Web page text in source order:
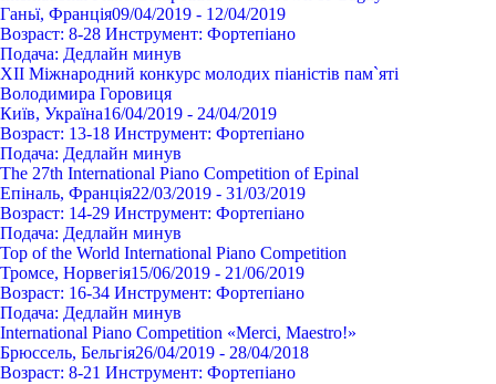
Ганьї, Франція09/04/2019 - 12/04/2019
Возраст: 8-28 Инструмент: Фортепіано
Подача: Дедлайн минув
XIІ Міжнародний конкурс молодих піаністів пам`яті
Володимира Горовиця
Київ, Україна16/04/2019 - 24/04/2019
Возраст: 13-18 Инструмент: Фортепіано
Подача: Дедлайн минув
The 27th International Piano Competition of Epinal
Епіналь, Франція22/03/2019 - 31/03/2019
Возраст: 14-29 Инструмент: Фортепіано
Подача: Дедлайн минув
Top of the World International Piano Competition
Тромсе, Норвегія15/06/2019 - 21/06/2019
Возраст: 16-34 Инструмент: Фортепіано
Подача: Дедлайн минув
International Piano Competition «Merci, Maestro!»
Брюссель, Бельгія26/04/2019 - 28/04/2018
Возраст: 8-21 Инструмент: Фортепіано